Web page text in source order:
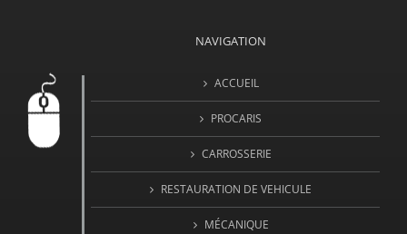
NAVIGATION
ACCUEIL
PROCARIS
CARROSSERIE
RESTAURATION DE VEHICULE
MÉCANIQUE